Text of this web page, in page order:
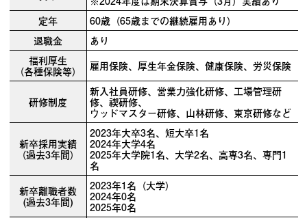
定年
60歳（65歳までの継続雇用あり）
退職金
あり
福利厚生
（各種保険等） 雇用保険、厚生年金保険、健康保険、労災保険
研修制度
新入社員研修、営業力強化研修、工場管理研
修、禊研修、
ウッドマスター研修、山林研修、東京研修など
新卒採用実績
（過去3年間）
2023年大卒3名、短大卒1名
2024年大学4名
2025年大学院1名、大学2名、高専3名、専門1
名
新卒離職者数
(過去3年間)
2023年1名（大学）
2024年0名
2025年0名